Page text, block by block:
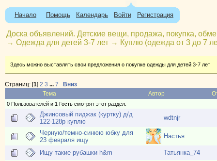
Начало Помощь Календарь Войти Регистрация
Доска объявлений. Детские вещи, продажа, покупка,
→ Одежда для детей 3-7 лет → Куплю (одежда от 3 до 7
Здесь можно выставлять свои предложения о покупке одежды для детей 3-7 лет
Страниц: [1] 2 3 ... 7 Вниз
Тема Автор
0 Пользователей и 1 Гость смотрят этот раздел.
Джинсовый пиджак (куртку) д/д
122-128р куплю
wdtnjr
Черную/темно-синюю юбку для
23 февраля ищу
Настья
Ищу такие рубашки h&m
Татьянка_74